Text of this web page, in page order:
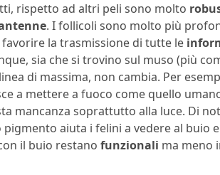
rispetto ad altri peli sono molto
. I follicoli sono molto più
favorire la trasmissione di tutte le
sia che si trovino sul muso (più
di massima, non cambia. Per
a mettere a fuoco come quello
mancanza soprattutto alla luce. Di
pigmento aiuta i felini a vedere al buio
il buio restano funzionali ma meno